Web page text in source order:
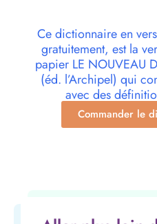
Ce dictionnaire en
gratuitement, est la
papier LE NOUVEAU
(éd. l’Archipel) qui
avec des
Commander le